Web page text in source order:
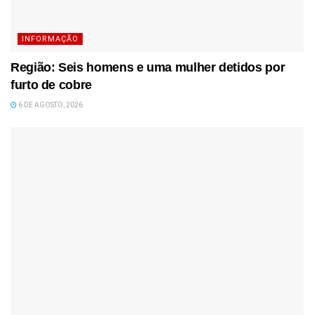
INFORMAÇÃO
Região: Seis homens e uma mulher detidos por
furto de cobre
6 DE AGOSTO, 2026